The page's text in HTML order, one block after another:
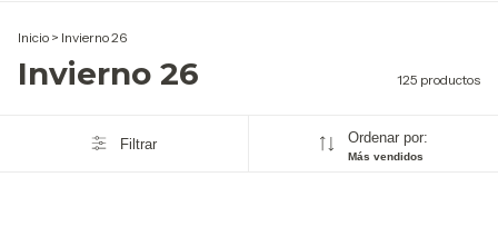
Inicio > Invierno 26
Invierno 26 125 productos
Filtrar Ordenar por:
Más vendidos